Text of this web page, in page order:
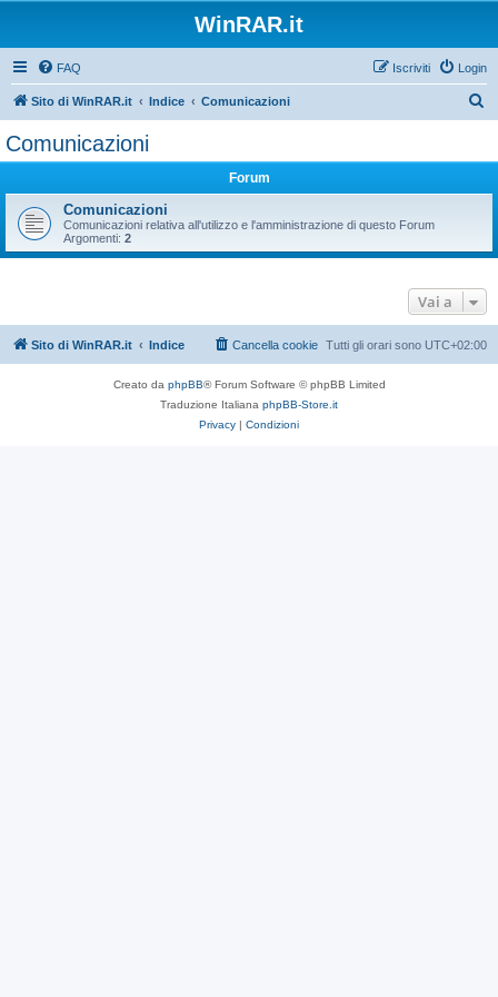
WinRAR.it
FAQ Login
Iscriviti
Sito di WinRAR.it Indice Comunicazioni
Comunicazioni
Forum
Comunicazioni
Comunicazioni relativa all'utilizzo e l'amministrazione di questo Forum
Argomenti: 2
Vai a
Sito di WinRAR.it Indice Tutti gli orari sono UTC+02:00
Cancella cookie
Creato da phpBB® Forum Software © phpBB Limited
Traduzione Italiana phpBB-Store.it
Privacy | Condizioni